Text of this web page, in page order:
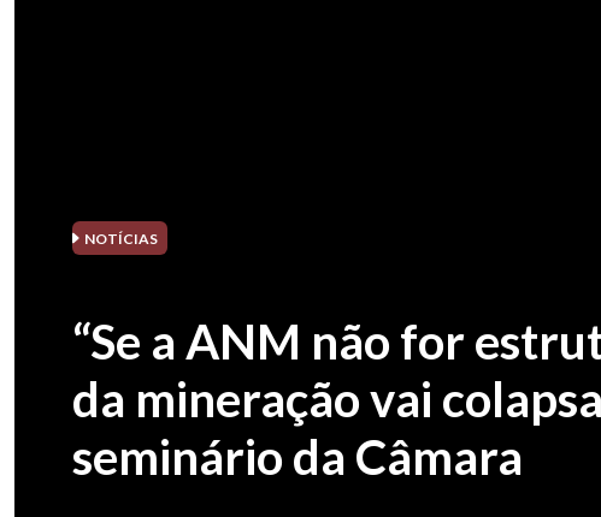
NOTÍCIAS
“Se a ANM não for
da mineração vai
seminário da Câmara